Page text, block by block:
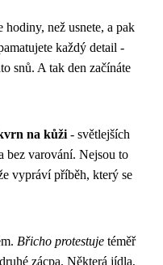
hodiny, než usnete, a pak
každý detail -
snů. A tak den začínáte
na kůži - světlejších
bez varování. Nejsou to
vypráví příběh, který se
Břicho protestuje téměř
zácpa. Některá jídla,